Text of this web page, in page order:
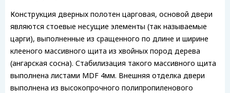
Конструкция дверных полотен царговая, основой двери
являются стоевые несущие элементы (так называемые
царги), выполненные из сращенного по длине и ширине
клееного массивного щита из хвойных пород дерева
(ангарская сосна). Стабилизация такого массивного щита
выполнена листами MDF 4мм. Внешняя отделка двери
выполнена из высокопрочного полипропиленового